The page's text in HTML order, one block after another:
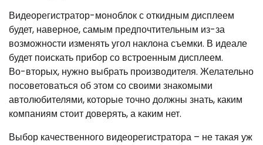
Видеорегистратор-моноблок с откидным дисплеем
будет, наверное, самым предпочтительным из-за
возможности изменять угол наклона съемки. В идеале
будет поискать прибор со встроенным дисплеем.
Во-вторых, нужно выбрать производителя. Желательно
посоветоваться об этом со своими знакомыми
автолюбителями, которые точно должны знать, каким
компаниям стоит доверять, а каким нет.
Выбор качественного видеорегистратора – не такая уж